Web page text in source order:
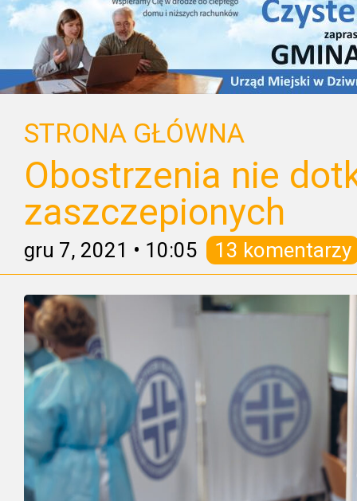
STRONA GŁÓWNA
Obostrzenia nie
zaszczepionych
gru 7, 2021 • 10:05 13 komentarzy